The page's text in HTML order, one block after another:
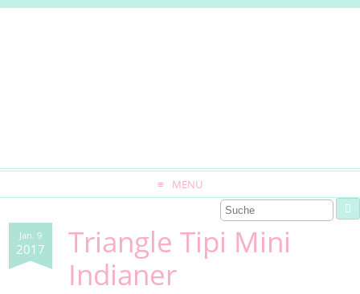
MENU
Jan. 9
2017
Triangle Tipi Mini
Indianer